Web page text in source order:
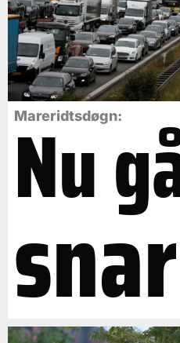
Mareridtsdøgn:
Nu